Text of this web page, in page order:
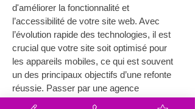
d'améliorer la fonctionnalité et
l’accessibilité de votre site web. Avec
l’évolution rapide des technologies, il est
crucial que votre site soit optimisé pour
les appareils mobiles, ce qui est souvent
un des principaux objectifs d’une refonte
réussie. Passer par une agence